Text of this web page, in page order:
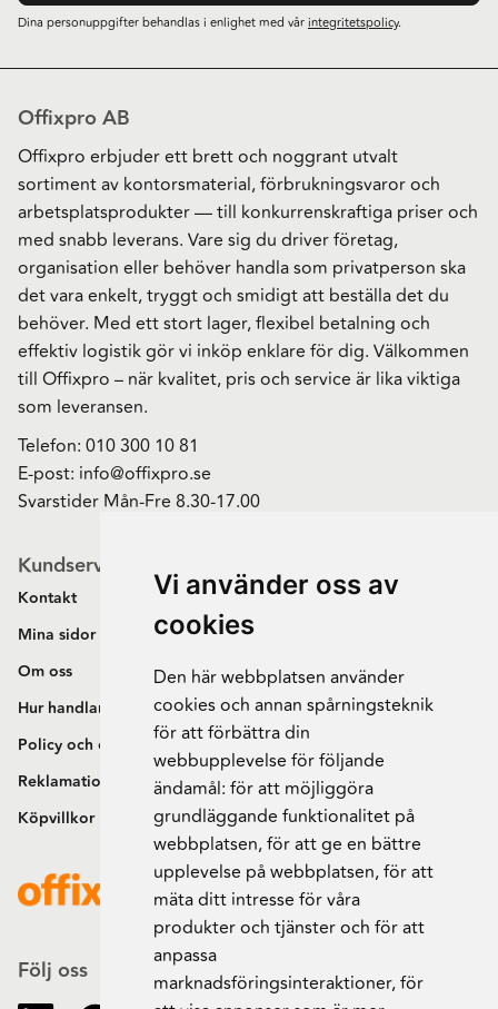
Vi använder oss av
cookies
Den här webbplatsen använder
cookies och annan spårningsteknik
för att förbättra din
webbupplevelse för följande
ändamål: för att möjliggöra
grundläggande funktionalitet på
webbplatsen,för att ge en bättre
upplevelse på webbplatsen,för att
mäta ditt intresse för våra
produkter och tjänster och för att
anpassa
marknadsföringsinteraktioner,för
Dina personuppgifter behandlas i enlighet med vårintegritetspolicy.
Offixpro AB
Offixpro erbjuder ett brett och noggrant utvalt
sortiment av kontorsmaterial, förbrukningsvaror och
arbetsplatsprodukter — till konkurrenskraftiga priser och
med snabb leverans. Vare sig du driver företag,
organisation eller behöver handla som privatperson ska
det vara enkelt, tryggt och smidigt att beställa det du
behöver. Med ett stort lager, flexibel betalning och
effektiv logistik gör vi inköp enklare för dig. Välkommen
till Offixpro – när kvalitet, pris och service är lika viktiga
som leveransen.
Telefon: 010 300 10 81
E-post: info@offixpro.se
Svarstider Mån-Fre 8.30-17.00
Kundservice
Kontakt
Mina sidor
Om oss
Hur handlar jag?
Policy och cookies
Reklamation och retur
Köpvillkor
Följ oss